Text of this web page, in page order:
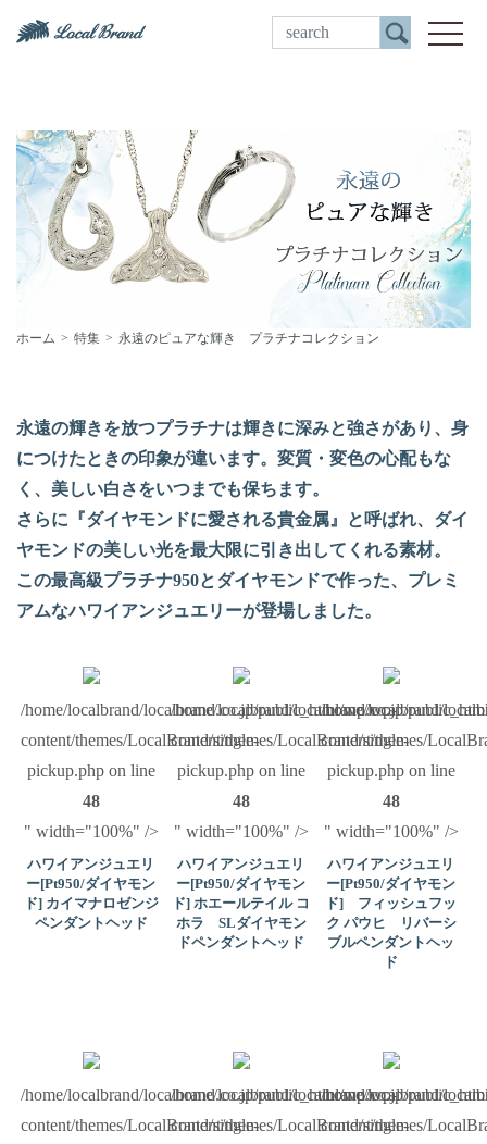
ご来店予約
ホーム 特集 永遠のピュアな輝き プラチナコレクション
永遠の輝きを放つプラチナは輝きに深みと強さがあり、身
につけたときの印象が違います。変質・変色の心配もな
く、美しい白さをいつまでも保ちます。
さらに『ダイヤモンドに愛される貴金属』と呼ばれ、ダイ
ヤモンドの美しい光を最大限に引き出してくれる素材。
この最高級プラチナ950とダイヤモンドで作った、プレミ
アムなハワイアンジュエリーが登場しました。
/home/localbrand/localbrand.co.jp/public_html/wp/wp-
content/themes/LocalBrand/single-
pickup.php on line
48
" width="100%" />
ハワイアンジュエリ
ー[Pt950/ダイヤモン
ド] カイマナロゼンジ
ペンダントヘッド
/home/localbrand/localbrand.co.jp/
content/themes/LocalBrand/single-
pickup.php on line
48
" width="100%" />
ハワイアンジュエリ
ー[Pt950/ダイヤモン
ド] ホエールテイル コ
ホラ SLダイヤモン
ドペンダントヘッド
/home/localbrand/
content/themes/
pickup.php on line
48
" width="100%" />
ハワイアンジュエリ
ー[Pt950/ダイヤモン
ド] フィッシュフッ
ク パウヒ リバーシ
ブルペンダントヘッ
ド
/home/localbrand/localbrand.co.jp/public_html/wp/wp-
content/themes/LocalBrand/single-
/home/localbrand/localbrand.co.jp/
content/themes/LocalBrand/single-
/home/localbrand/
content/themes/